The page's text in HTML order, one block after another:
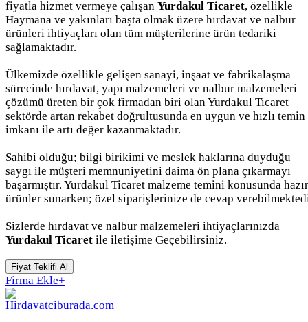
fiyatla hizmet vermeye çalışan Yurdakul Ticaret, özellikle
Haymana ve yakınları başta olmak üzere hırdavat ve nalbur
ürünleri ihtiyaçları olan tüm müşterilerine ürün tedariki
sağlamaktadır.
Ülkemizde özellikle gelişen sanayi, inşaat ve fabrikalaşma
sürecinde hırdavat, yapı malzemeleri ve nalbur malzemeleri
çözümü üreten bir çok firmadan biri olan Yurdakul Ticaret
sektörde artan rekabet doğrultusunda en uygun ve hızlı temin
imkanı ile artı değer kazanmaktadır.
Sahibi olduğu; bilgi birikimi ve meslek haklarına duyduğu
saygı ile müşteri memnuniyetini daima ön plana çıkarmayı
başarmıştır. Yurdakul Ticaret malzeme temini konusunda hazır
ürünler sunarken; özel siparişlerinize de cevap
Sizlerde hırdavat ve nalbur malzemeleri ihtiyaçlarınızda
Yurdakul Ticaret ile iletişime Geçebilirsiniz.
Fiyat Teklifi Al
Firma Ekle+